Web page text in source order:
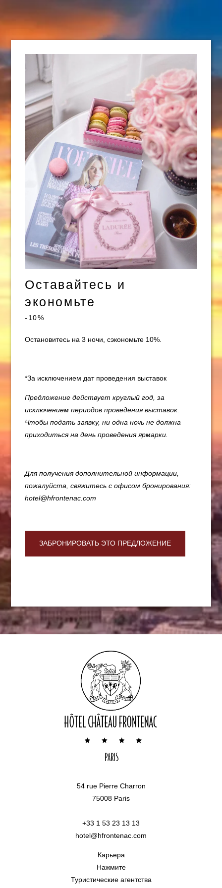
Оставайтесь и
экономьте
-10%
Остановитесь на 3 ночи, сэкономьте 10%.
*За исключением дат проведения выставок
Предложение действует круглый год, за
исключением периодов проведения выставок.
Чтобы подать заявку, ни одна ночь не должна
приходиться на день проведения ярмарки.
Для получения дополнительной информации,
пожалуйста, свяжитесь с офисом бронирования:
hotel@hfrontenac.com
ЗАБРОНИРОВАТЬ ЭТО ПРЕДЛОЖЕНИЕ
54 rue Pierre Charron
75008 Paris
+33 1 53 23 13 13
hotel@hfrontenac.com
Карьера
Нажмите
Туристические агентства
СЕМИНАРЫ
СПЕЦИАЛЬНЫЕ ПРЕДЛОЖЕНИЯ
ФОТОГРАФИИ
54 rue Pierre Charron
75008 Paris
+33 1 53 23 13 13